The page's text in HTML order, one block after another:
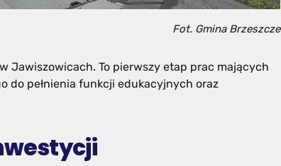
Fot. Gmina Brzeszcze
Jawiszowicach. To pierwszy etap prac mających
do pełnienia funkcji edukacyjnych oraz